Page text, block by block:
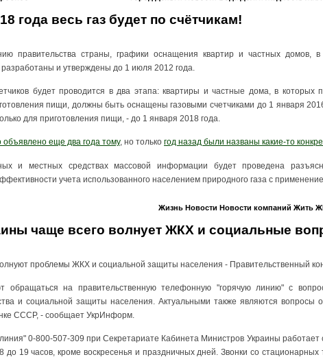
года весь газ будет по счётчикам!
правительства страны, графики оснащения квартир и частных домов, в
разработаны и утверждены до 1 июля 2012 года.
будет проводится в два этапа: квартиры и частные дома, в которых
пищи, должны быть оснащены газовыми счетчиками до 1 января
для приготовления пищи, - до 1 января 2018 года.
объявлено еще два года тому, но только год назад были названы какие-то
и местных средствах массовой информации будет проведена
учета использованного населением природного газа с
Жизнь Новости Новости компаний Жить
чаще всего волнует ЖКХ и социальные
проблемы ЖКХ и социальной защиты населения - Правительственный
обращаться на правительственную телефонную "горячую линию" с
и социальной защиты населения. Актуальными также являются вопросы
СССР, - сообщает УкрИнформ.
0-800-507-309 при Секретариате Кабинета Министров Украины работает
до 19 часов, кроме воскресенья и праздничных дней. Звонки со